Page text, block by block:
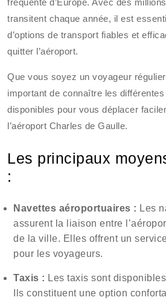
fréquenté d’Europe. Avec des
transitent chaque année, il est
d’options de transport fiables et
quitter l’aéroport.
Que vous soyez un voyageur
important de connaître les
disponibles pour vous déplacer
l’aéroport Charles de Gaulle.
Les principaux
:
Navettes aéroportuaires : Les
assurent la liaison entre
de la ville. Elles offrent un
pour les voyageurs.
Taxis : Les taxis sont
Ils constituent une option